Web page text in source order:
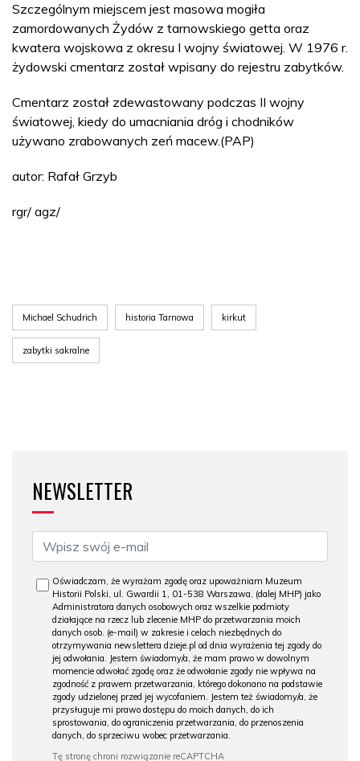
Szczególnym miejscem jest masowa mogiła
zamordowanych Żydów z tarnowskiego getta oraz
kwatera wojskowa z okresu I wojny światowej. W 1976 r.
żydowski cmentarz został wpisany do rejestru zabytków.
Cmentarz został zdewastowany podczas II wojny
światowej, kiedy do umacniania dróg i chodników
używano zrabowanych zeń macew.(PAP)
autor: Rafał Grzyb
rgr/ agz/
Michael Schudrich historia Tarnowa kirkut
zabytki sakralne
NEWSLETTER
Oświadczam, że wyrażam zgodę oraz upoważniam Muzeum
Historii Polski, ul. Gwardii 1, 01-538 Warszawa, (dalej MHP) jako
Administratora danych osobowych oraz wszelkie podmioty
działające na rzecz lub zlecenie MHP do przetwarzania moich
danych osob. (e-mail) w zakresie i celach niezbędnych do
otrzymywania newslettera dzieje.pl od dnia wyrażenia tej zgody do
jej odwołania. Jestem świadomy/a, że mam prawo w dowolnym
momencie odwołać zgodę oraz że odwołanie zgody nie wpływa na
zgodność z prawem przetwarzania, którego dokonano na podstawie
zgody udzielonej przed jej wycofaniem. Jestem też świadomy/a, że
przysługuje mi prawo dostępu do moich danych, do ich
sprostowania, do ograniczenia przetwarzania, do przenoszenia
danych, do sprzeciwu wobec przetwarzania.